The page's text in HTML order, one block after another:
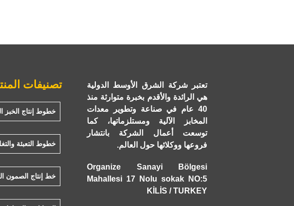
تعتبر شركة الشرق الأوسط الدولية
هي الرائدة والأقدم بخبرة متوارثة منذ
40 عام في صناعة وتطوير معدات
المخابز الآلية ومستلزماتها، كما
توسعت أعمال الشركة بانتشار
فروعها ووكلائها حول العالم.
Organize Sanayi Bölgesi
Mahallesi 17 Nolu sokak NO:5
KİLİS / TURKEY
تصنيفات
خطوط إنتاج الخبز
خطوط التعبئة
خط إنتاج الصمون